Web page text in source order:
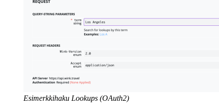
Esimerkkihaku Lookups (OAuth2)